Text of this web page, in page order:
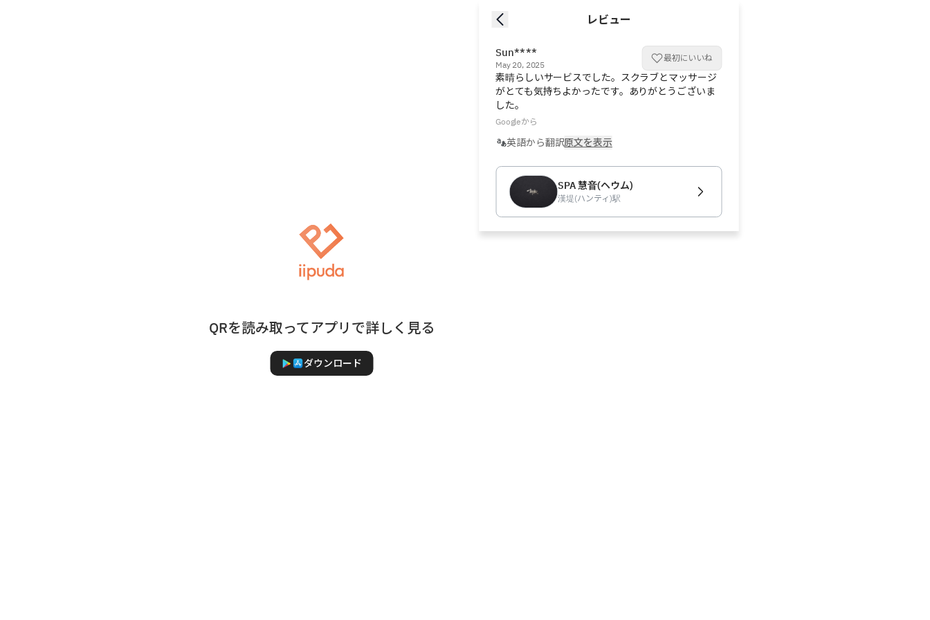
QRを読み取ってアプリで詳しく見る
ダウンロード
レビュー
Sun****
May 20, 2025
最初にいいね
素晴らしいサービスでした。スクラブとマッサージ
がとても気持ちよかったです。ありがとうございま
した。
Googleから
英語から翻訳原文を表示
SPA 慧音(ヘウム)
漢堤(ハンティ)駅